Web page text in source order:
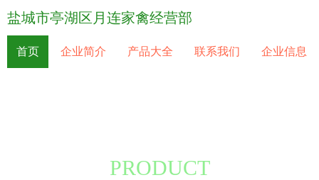
盐城市亭湖区月连家禽经营部
首页 企业简介 产品大全 联系我们 企业信息
PRODUCT